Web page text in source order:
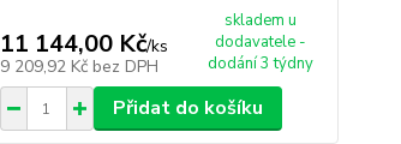
11 144,00 Kč/ks
9 209,92 Kč bez DPH
skladem u
dodavatele -
dodání 3 týdny
Přidat do košíku